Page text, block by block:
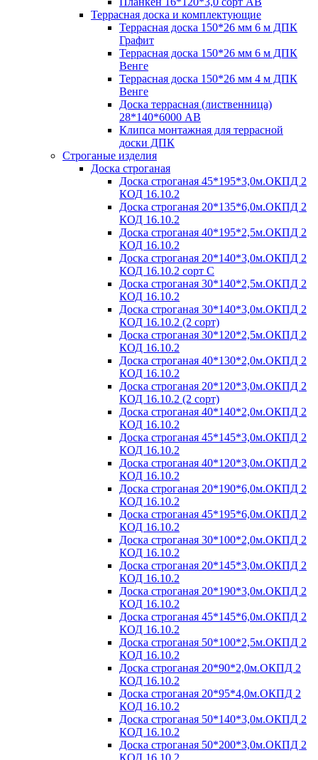
Террасная доска и комплектующие
Террасная доска 150*26 мм 6 м ДПК
Графит
Террасная доска 150*26 мм 6 м ДПК
Венге
Террасная доска 150*26 мм 4 м ДПК
Венге
Доска террасная (лиственница)
28*140*6000 АВ
Клипса монтажная для террасной
доски ДПК
Строганые изделия
Доска строганая
Доска строганая 45*195*3,0м.ОКПД 2
КОД 16.10.2
Доска строганая 20*135*6,0м.ОКПД 2
КОД 16.10.2
Доска строганая 40*195*2,5м.ОКПД 2
КОД 16.10.2
Доска строганая 20*140*3,0м.ОКПД 2
КОД 16.10.2 сорт С
Доска строганая 30*140*2,5м.ОКПД 2
КОД 16.10.2
Доска строганая 30*140*3,0м.ОКПД 2
КОД 16.10.2 (2 сорт)
Доска строганая 30*120*2,5м.ОКПД 2
КОД 16.10.2
Доска строганая 40*130*2,0м.ОКПД 2
КОД 16.10.2
Доска строганая 20*120*3,0м.ОКПД 2
КОД 16.10.2 (2 сорт)
Доска строганая 40*140*2,0м.ОКПД 2
КОД 16.10.2
Доска строганая 45*145*3,0м.ОКПД 2
КОД 16.10.2
Доска строганая 40*120*3,0м.ОКПД 2
КОД 16.10.2
Доска строганая 20*190*6,0м.ОКПД 2
КОД 16.10.2
Доска строганая 45*195*6,0м.ОКПД 2
КОД 16.10.2
Доска строганая 30*100*2,0м.ОКПД 2
КОД 16.10.2
Доска строганая 20*145*3,0м.ОКПД 2
КОД 16.10.2
Доска строганая 20*190*3,0м.ОКПД 2
КОД 16.10.2
Доска строганая 45*145*6,0м.ОКПД 2
КОД 16.10.2
Доска строганая 50*100*2,5м.ОКПД 2
КОД 16.10.2
Доска строганая 20*90*2,0м.ОКПД 2
КОД 16.10.2
Доска строганая 20*95*4,0м.ОКПД 2
КОД 16.10.2
Доска строганая 50*140*3,0м.ОКПД 2
КОД 16.10.2
Доска строганая 50*200*3,0м.ОКПД 2
КОД 16.10.2